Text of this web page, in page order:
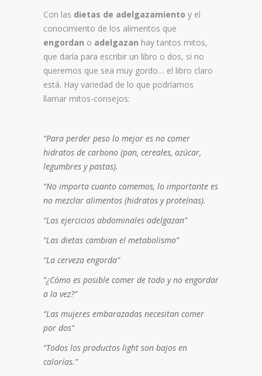
Con las dietas de adelgazamiento y el
conocimiento de los alimentos que
engordan o adelgazan hay tantos mitos,
que daría para escribir un libro o dos, si no
queremos que sea muy gordo… el libro claro
está. Hay variedad de lo que podríamos
llamar mitos-consejos:
“Para perder peso lo mejor es no comer
hidratos de carbono (pan, cereales, azúcar,
legumbres y pastas).
“No importa cuanto comemos, lo importante es
no mezclar alimentos (hidratos y proteínas).
“Los ejercicios abdominales adelgazan”
“Las dietas cambian el metabolismo”
“La cerveza engorda”
“¿Cómo es posible comer de todo y no engordar
a la vez?”
“Las mujeres embarazadas necesitan comer
por dos”
“Todos los productos light son bajos en
calorías.”